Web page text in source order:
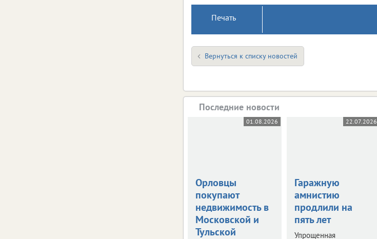
Печать
Вернуться к списку новостей
Последние новости
01.08.2026
Орловцы
покупают
недвижимость в
Московской и
Тульской
22.07.2026
Гаражную
амнистию
продлили на
пять лет
Упрощенная